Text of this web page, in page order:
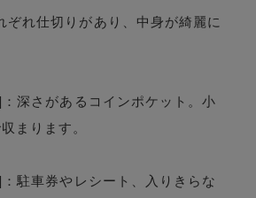
ぞれ仕切りがあり、中身が綺麗に
深さがあるコインポケット。小
まります。
駐車券やレシート、入りきらな